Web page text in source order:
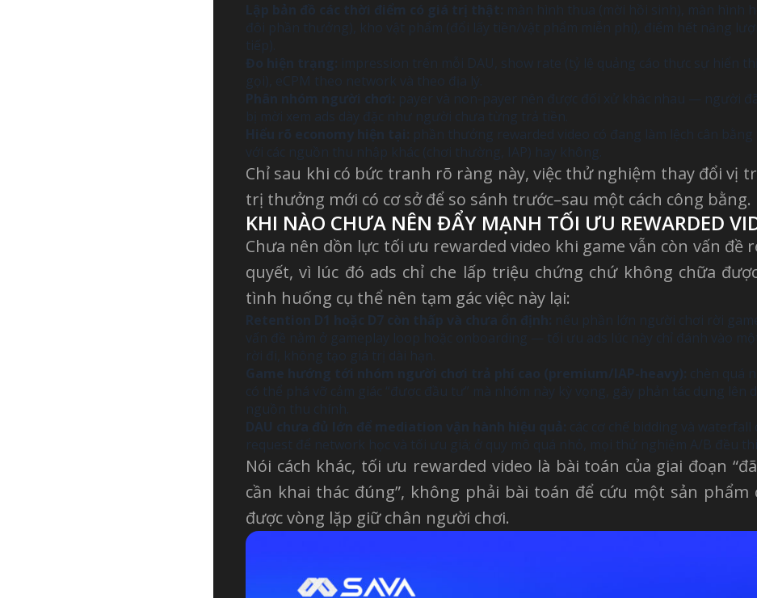
Lập bản đồ các thời điểm có giá trị thật: màn hình thua (mời hồi sinh), màn hình
đôi phần thưởng), kho vật phẩm (đổi lấy tiền/vật phẩm miễn phí), điểm hết năng
tiếp).
Đo hiện trạng: impression trên mỗi DAU, show rate (tỷ lệ quảng cáo thực sự hiển
gọi), eCPM theo network và theo địa lý.
Phân nhóm người chơi: payer và non-payer nên được đối xử khác nhau — người
bị mời xem ads dày đặc như người chưa từng trả tiền.
Hiểu rõ economy hiện tại: phần thưởng rewarded video có đang làm lệch cân
với các nguồn thu nhập khác (chơi thường, IAP) hay không.
Chỉ sau khi có bức tranh rõ ràng này, việc thử nghiệm thay đổi vị
trị thưởng mới có cơ sở để so sánh trước–sau một cách công bằng.
KHI NÀO CHƯA NÊN ĐẨY MẠNH TỐI ƯU REWARDED
Chưa nên dồn lực tối ưu rewarded video khi game vẫn còn vấn đề
quyết, vì lúc đó ads chỉ che lấp triệu chứng chứ không chữa
tình huống cụ thể nên tạm gác việc này lại:
Retention D1 hoặc D7 còn thấp và chưa ổn định: nếu phần lớn người chơi rời
vấn đề nằm ở gameplay loop hoặc onboarding — tối ưu ads lúc này chỉ đánh vào
rời đi, không tạo giá trị dài hạn.
Game hướng tới nhóm người chơi trả phí cao (premium/IAP-heavy): chèn quá
có thể phá vỡ cảm giác “được đầu tư” mà nhóm này kỳ vọng, gây phản tác dụng lên
nguồn thu chính.
DAU chưa đủ lớn để mediation vận hành hiệu quả: các cơ chế bidding và
request để network học và tối ưu giá; ở quy mô quá nhỏ, mọi thử nghiệm A/B đều
Nói cách khác, tối ưu rewarded video là bài toán của giai đoạn
cần khai thác đúng”, không phải bài toán để cứu một sản phẩm
được vòng lặp giữ chân người chơi.